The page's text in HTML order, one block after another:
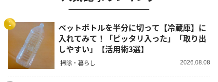
1
ペットボトルを半分に切って【冷蔵庫】に
入れてみて！「ピッタリ入った」「取り出
しやすい」【活用術3選】
掃除・暮らし 2026.08.08